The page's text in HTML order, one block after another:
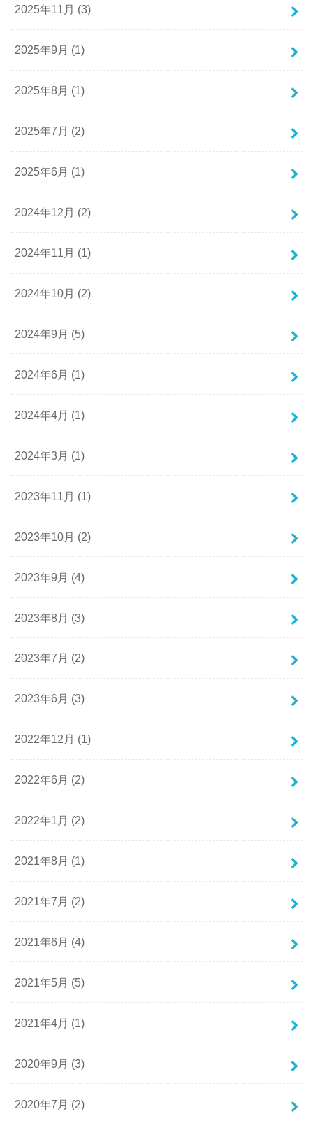
2025年11月 (3)
2025年9月 (1)
2025年8月 (1)
2025年7月 (2)
2025年6月 (1)
2024年12月 (2)
2024年11月 (1)
2024年10月 (2)
2024年9月 (5)
2024年6月 (1)
2024年4月 (1)
2024年3月 (1)
2023年11月 (1)
2023年10月 (2)
2023年9月 (4)
2023年8月 (3)
2023年7月 (2)
2023年6月 (3)
2022年12月 (1)
2022年6月 (2)
2022年1月 (2)
2021年8月 (1)
2021年7月 (2)
2021年6月 (4)
2021年5月 (5)
2021年4月 (1)
2020年9月 (3)
2020年7月 (2)